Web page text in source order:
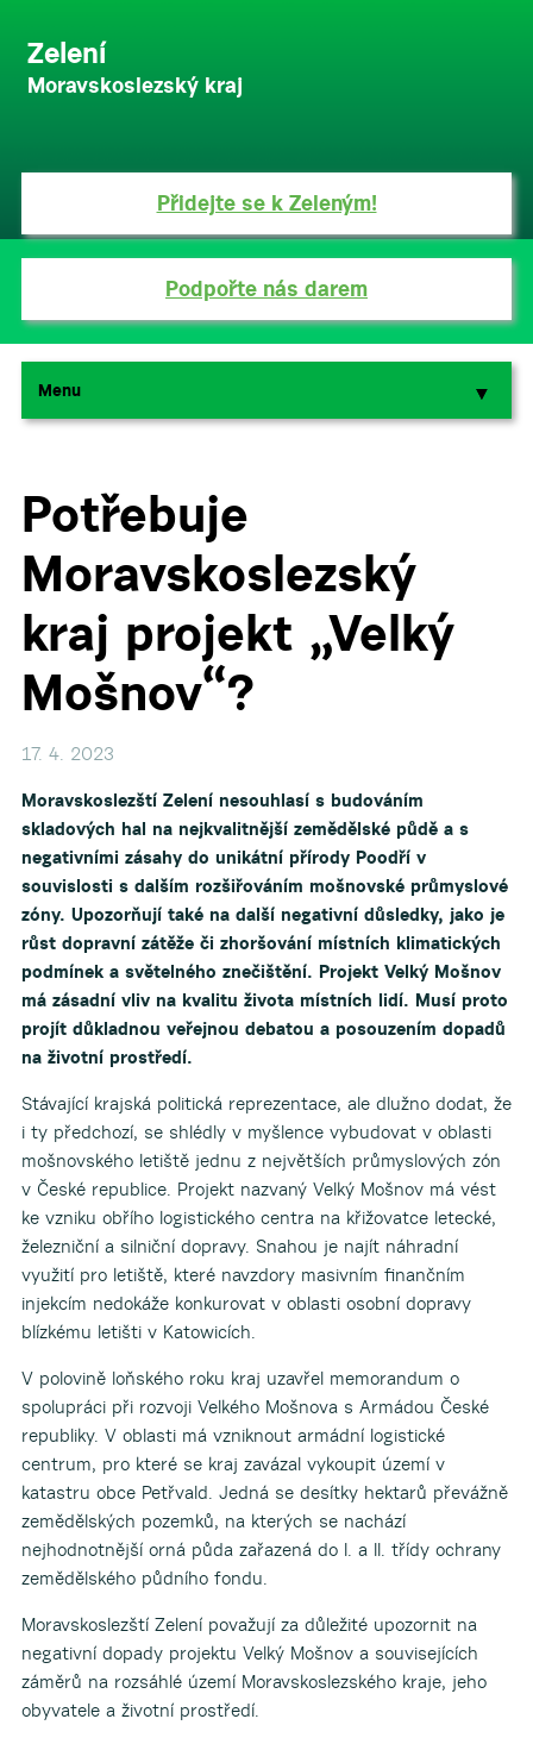
Zelení
Moravskoslezský kraj
Přidejte se k Zeleným!
Podpořte nás darem
Menu ▼
▼
Potřebuje
Moravskoslezský
kraj projekt „Velký
Mošnov“?
17. 4. 2023
Moravskoslezští Zelení nesouhlasí s budováním
skladových hal na nejkvalitnější zemědělské půdě a s
negativními zásahy do unikátní přírody Poodří v
souvislosti s dalším rozšiřováním mošnovské průmyslové
zóny. Upozorňují také na další negativní důsledky, jako je
růst dopravní zátěže či zhoršování místních klimatických
podmínek a světelného znečištění. Projekt Velký Mošnov
má zásadní vliv na kvalitu života místních lidí. Musí proto
projít důkladnou veřejnou debatou a posouzením dopadů
na životní prostředí.
Stávající krajská politická reprezentace, ale dlužno dodat, že
i ty předchozí, se shlédly v myšlence vybudovat v oblasti
mošnovského letiště jednu z největších průmyslových zón
v České republice. Projekt nazvaný Velký Mošnov má vést
ke vzniku obřího logistického centra na křižovatce letecké,
železniční a silniční dopravy. Snahou je najít náhradní
využití pro letiště, které navzdory masivním finančním
injekcím nedokáže konkurovat v oblasti osobní dopravy
blízkému letišti v Katowicích.
V polovině loňského roku kraj uzavřel memorandum o
spolupráci při rozvoji Velkého Mošnova s Armádou České
republiky. V oblasti má vzniknout armádní logistické
centrum, pro které se kraj zavázal vykoupit území v
katastru obce Petřvald. Jedná se desítky hektarů převážně
zemědělských pozemků, na kterých se nachází
nejhodnotnější orná půda zařazená do I. a II. třídy ochrany
zemědělského půdního fondu.
Moravskoslezští Zelení považují za důležité upozornit na
negativní dopady projektu Velký Mošnov a souvisejících
záměrů na rozsáhlé území Moravskoslezského kraje, jeho
obyvatele a životní prostředí.